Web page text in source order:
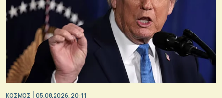
ΚΟΣΜΟΣ 05.08.2026, 20:11